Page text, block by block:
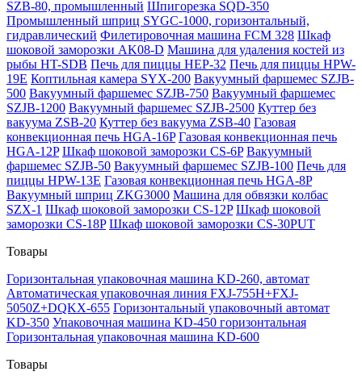
SZB-80, промышленный Шпигорезка SQD-350
Промышленный шприц SYGC-1000, горизонтальный,
гидравлический Филетировочная машина FCM 328 Шкаф
шоковой заморозки AK08-D Машина для удаления костей из
рыбы HT-SDB Печь для пиццы HEP-32 Печь для пиццы HPW-
19E Коптильная камера SYX-200 Вакуумный фаршемес SZJB-
500 Вакуумный фаршемес SZJB-750 Вакуумный фаршемес
SZJB-1200 Вакуумный фаршемес SZJB-2500 Куттер без
вакуума ZSB-20 Куттер без вакуума ZSB-40 Газовая
конвекционная печь HGA-16P Газовая конвекционная печь
HGA-12P Шкаф шоковой заморозки CS-6P Вакуумный
фаршемес SZJB-50 Вакуумный фаршемес SZJB-100 Печь для
пиццы HPW-13E Газовая конвекционная печь HGA-8P
Вакуумный шприц ZKG3000 Машина для обвязки колбас
SZX-1 Шкаф шоковой заморозки CS-12P Шкаф шоковой
заморозки CS-18P Шкаф шоковой заморозки CS-30PUT
Товары
Горизонтальная упаковочная машина KD-260, автомат
Автоматическая упаковочная линия FXJ-755H+FXJ-
5050Z+DQKX-655 Горизонтальный упаковочный автомат
KD-350 Упаковочная машина KD-450 горизонтальная
Горизонтальная упаковочная машина KD-600
Товары